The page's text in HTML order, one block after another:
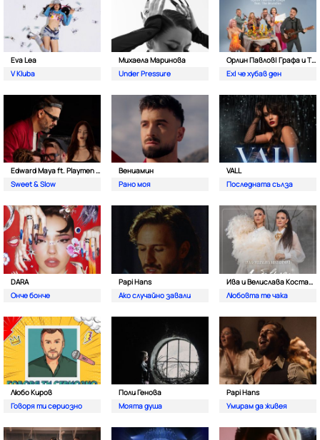
Eva Lea
V Kluba
Михаела Маринова
Under Pressure
Орлин Павлов| Графа и The Brunches
Ех| че хубав ден
Edward Maya ft. Playmen & Alma
Sweet & Slow
Вениамин
Рано моя
VALL
Последната сълза
DARA
Онче бонче
Papi Hans
Ако случайно завали
Ива и Велислава Костадинови
Любовта те чака
Любо Киров
Говоря ти сериозно
Поли Генова
Моята душа
Papi Hans
Умирам да живея